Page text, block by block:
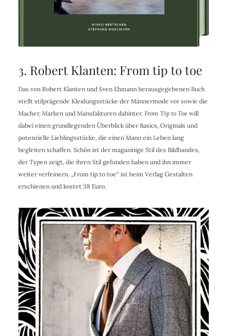
3. Robert Klanten: From tip to toe
Das von Robert Klanten und Sven Ehmann herausgegebenen Buch
stellt stilprägende Kleidungsstücke der Männermode vor sowie die
Macher, Marken und Manufakturen dahinter. From Tip to Toe will
dabei einen grundlegenden Überblick über Basics, Originals und
potenzielle Lieblingsstücke, die einen Mann ein Leben lang
begleiten schaffen. Schön ist der magazinige Stil des Bildbandes,
der Typen zeigt, die ihren Stil gefunden haben und ihn immer
weiter verfeinern. „From tip to toe“ ist beim Verlag Gestalten
erschienen und kostet 38 Euro.